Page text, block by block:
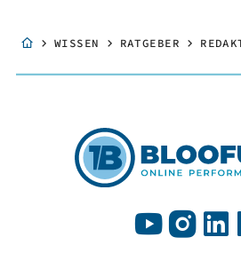
WISSEN RATGEBER